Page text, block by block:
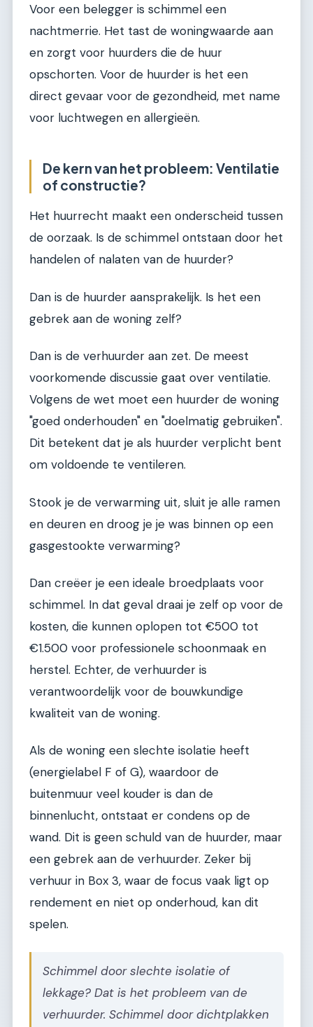
Voor een belegger is schimmel een
nachtmerrie. Het tast de woningwaarde aan
en zorgt voor huurders die de huur
opschorten. Voor de huurder is het een
direct gevaar voor de gezondheid, met name
voor luchtwegen en allergieën.
De kern van het probleem: Ventilatie
of constructie?
Het huurrecht maakt een onderscheid tussen
de oorzaak. Is de schimmel ontstaan door het
handelen of nalaten van de huurder?
Dan is de huurder aansprakelijk. Is het een
gebrek aan de woning zelf?
Dan is de verhuurder aan zet. De meest
voorkomende discussie gaat over ventilatie.
Volgens de wet moet een huurder de woning
"goed onderhouden" en "doelmatig gebruiken".
Dit betekent dat je als huurder verplicht bent
om voldoende te ventileren.
Stook je de verwarming uit, sluit je alle ramen
en deuren en droog je je was binnen op een
gasgestookte verwarming?
Dan creëer je een ideale broedplaats voor
schimmel. In dat geval draai je zelf op voor de
kosten, die kunnen oplopen tot €500 tot
€1.500 voor professionele schoonmaak en
herstel. Echter, de verhuurder is
verantwoordelijk voor de bouwkundige
kwaliteit van de woning.
Als de woning een slechte isolatie heeft
(energielabel F of G), waardoor de
buitenmuur veel kouder is dan de
binnenlucht, ontstaat er condens op de
wand. Dit is geen schuld van de huurder, maar
een gebrek aan de verhuurder. Zeker bij
verhuur in Box 3, waar de focus vaak ligt op
rendement en niet op onderhoud, kan dit
spelen.
Schimmel door slechte isolatie of
lekkage? Dat is het probleem van de
verhuurder. Schimmel door dichtplakken